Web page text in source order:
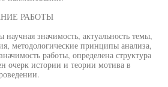
РАБОТЫ
значимость, актуальность темы,
методологические принципы анализа,
работы, определена структура
очерк истории и теории мотива в